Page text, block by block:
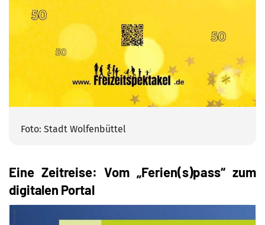
Foto: Stadt Wolfenbüttel
Eine Zeitreise: Vom „Ferien(s)pass“ zum
digitalen Portal